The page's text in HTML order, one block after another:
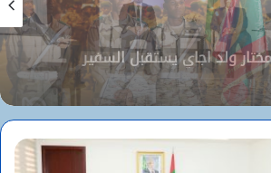
ولد اجاي يستقبل السفير
للجيوش تعلن عن اكتتاب مباشر
2027)